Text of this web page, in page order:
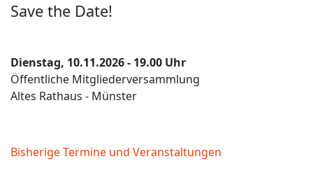
Save the Date!
Dienstag, 10.11.2026 - 19.00 Uhr
Öffentliche Mitgliederversammlung
Altes Rathaus - Münster
Bisherige Termine und Veranstaltungen